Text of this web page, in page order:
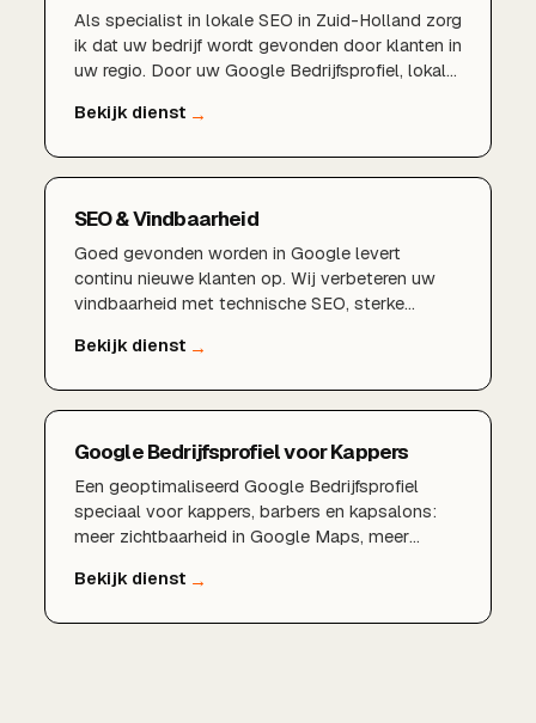
Als specialist in lokale SEO in Zuid-Holland zorg
ik dat uw bedrijf wordt gevonden door klanten in
uw regio. Door uw Google Bedrijfsprofiel, lokale
optimaliseren, verschijnt u hoger in de lokale
SEO & Vindbaarheid
Goed gevonden worden in Google levert
continu nieuwe klanten op. Wij verbeteren uw
vindbaarheid met technische SEO, sterke
Google Bedrijfsprofiel voor Kappers
Een geoptimaliseerd Google Bedrijfsprofiel
speciaal voor kappers, barbers en kapsalons:
meer zichtbaarheid in Google Maps, meer